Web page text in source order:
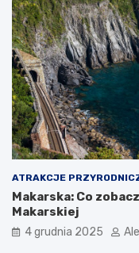
ATRAKCJE
Makarska: Co
Makarskiej
4 grudnia 2025